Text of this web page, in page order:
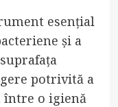
esențial
și a
potrivită a
între o igienă